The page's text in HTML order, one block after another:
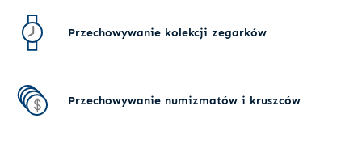
Przechowywanie kolekcji zegarków
Przechowywanie numizmatów i kruszców